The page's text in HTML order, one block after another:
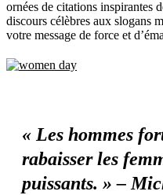
ornées de citations inspirantes
discours célèbres aux slogans
votre message de force et
« Les hommes
rabaisser les
puissants. » –